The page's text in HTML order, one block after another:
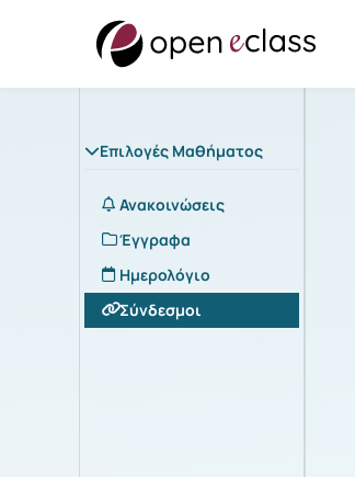
Επιλογές Μαθήματος
Ανακοινώσεις
Έγγραφα
Ημερολόγιο
Σύνδεσμοι